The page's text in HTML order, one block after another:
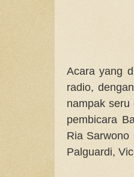
Acara yang
radio,
nampak
pembicara
Ria
Palguardi,